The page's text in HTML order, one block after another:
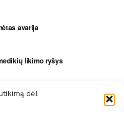
dėl
avarija
likimo ryšys
į piceriją